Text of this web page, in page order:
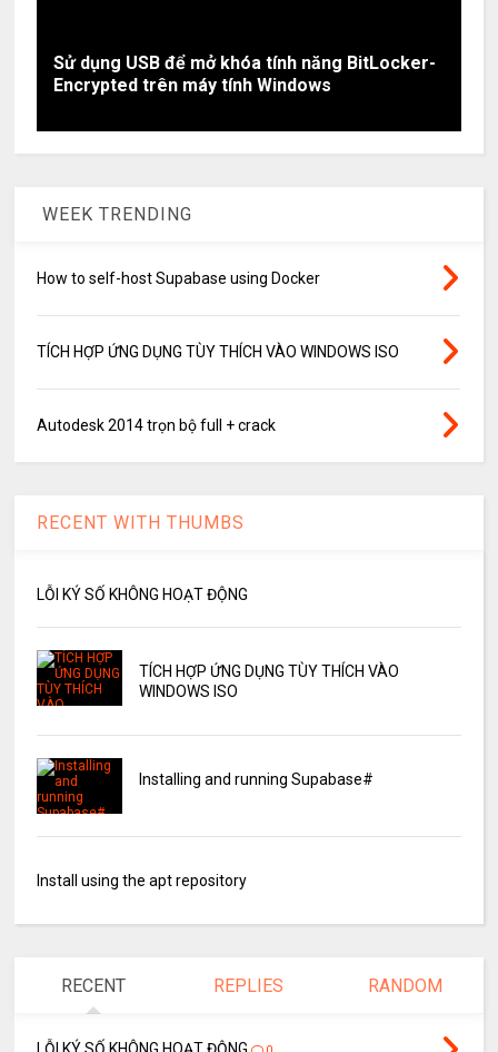
Sử dụng USB để mở khóa tính năng BitLocker-
Encrypted trên máy tính Windows
WEEK TRENDING
How to self-host Supabase using Docker
TÍCH HỢP ỨNG DỤNG TÙY THÍCH VÀO WINDOWS ISO
Autodesk 2014 trọn bộ full + crack
RECENT WITH THUMBS
LỖI KÝ SỐ KHÔNG HOẠT ĐỘNG
TÍCH HỢP ỨNG DỤNG TÙY THÍCH VÀO
WINDOWS ISO
Installing and running Supabase#
Install using the apt repository
RECENT REPLIES RANDOM